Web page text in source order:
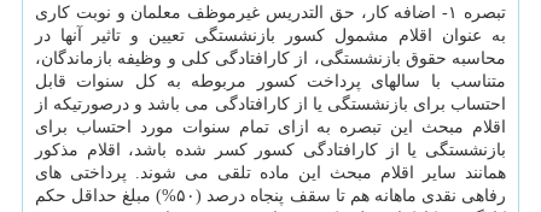
تبصره ۱- اضافه کار، حق التدریس غیرموظف معلمان و نوبت کاری
به عنوان اقلام مشمول کسور بازنشستگی تعیین و تاثیر آنها در
محاسبه حقوق بازنشستگی، از کارافتادگی کلی و وظیفه بازماندگان،
متناسب با سالهای پرداخت کسور مربوطه به کل سنوات قابل
احتساب برای بازنشستگی یا از کارافتادگی می باشد و درصورتیکه از
اقلام مبحث این تبصره به ازای تمام سنوات مورد احتساب برای
بازنشستگی یا از کارافتادگی کسور کسر شده باشد، اقلام مذکور
همانند سایر اقلام مبحث این ماده تلقی می شوند. پرداختی های
رفاهی نقدی ماهانه هم تا سقف پنجاه درصد (۵۰%) مبلغ حداقل حکم